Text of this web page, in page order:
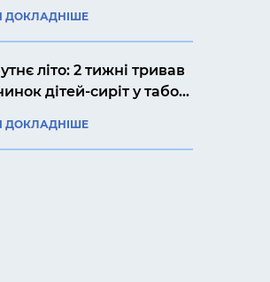
ДОКЛАДНІШЕ
літо: 2 тижні тривав
дітей-сиріт у таборі
ДОКЛАДНІШЕ